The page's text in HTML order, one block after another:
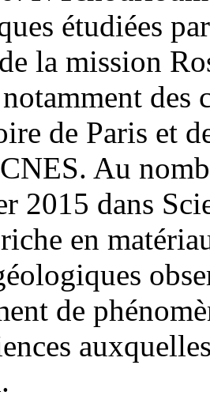
étudiées
la mission
des
de Paris et
Au
2015 dans
en
de